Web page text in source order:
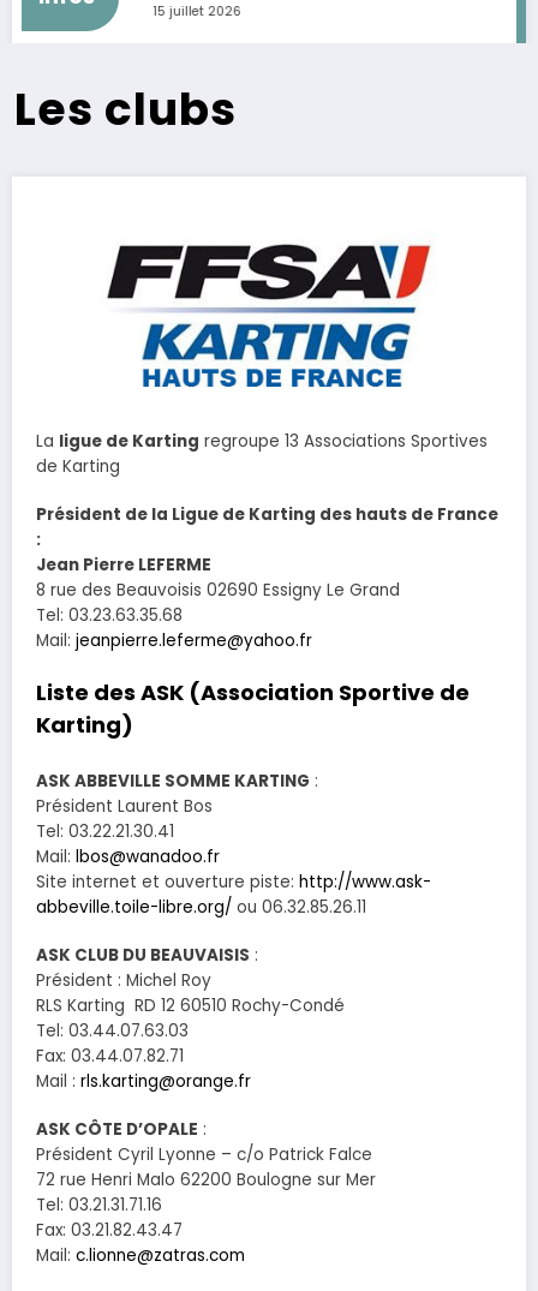
15 juillet 2026
Les clubs
La ligue de Karting regroupe 13 Associations Sportives
de Karting
Président de la Ligue de Karting des hauts de France
:
Jean Pierre LEFERME
8 rue des Beauvoisis 02690 Essigny Le Grand
Tel: 03.23.63.35.68
Mail: jeanpierre.leferme@yahoo.fr
Liste des ASK (Association Sportive de
Karting)
ASK ABBEVILLE SOMME KARTING :
Président Laurent Bos
Tel: 03.22.21.30.41
Mail: lbos@wanadoo.fr
Site internet et ouverture piste: http://www.ask-
abbeville.toile-libre.org/ ou 06.32.85.26.11
ASK CLUB DU BEAUVAISIS :
Président : Michel Roy
RLS Karting RD 12 60510 Rochy-Condé
Tel: 03.44.07.63.03
Fax: 03.44.07.82.71
Mail : rls.karting@orange.fr
ASK CÔTE D’OPALE :
Président Cyril Lyonne – c/o Patrick Falce
72 rue Henri Malo 62200 Boulogne sur Mer
Tel: 03.21.31.71.16
Fax: 03.21.82.43.47
Mail: c.lionne@zatras.com